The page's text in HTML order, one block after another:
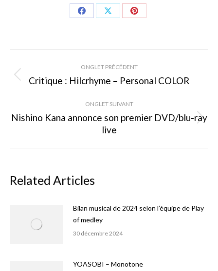
Share
Share
Share
Navigation
de
commentaire
ONGLET PRÉCÉDENT
Onglet
Critique : Hilcrhyme – Personal COLOR
ONGLET SUIVANT
Onglet
suivant
Nishino Kana annonce son premier DVD/blu-ray
live
Related Articles
Bilan musical de 2024 selon l’équipe de Play
of medley
30 décembre 2024
YOASOBI – Monotone